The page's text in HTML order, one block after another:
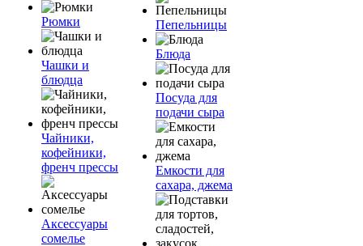
Рюмки
Чашки и
блюдца
Чайники,
кофейники,
френч прессы
Аксессуары
сомелье
Пепельницы
Блюда
Посуда для
подачи сыра
Емкости для
сахара, джема